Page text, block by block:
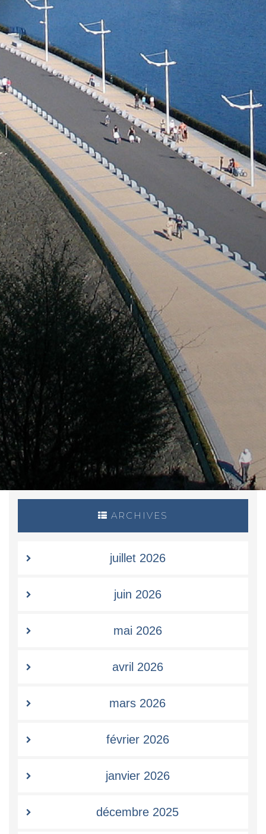
ARCHIVES
juillet 2026
juin 2026
mai 2026
avril 2026
mars 2026
février 2026
janvier 2026
décembre 2025